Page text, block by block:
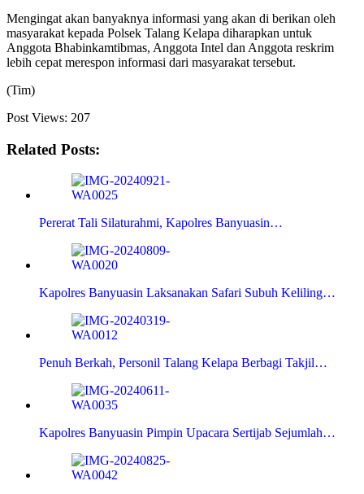
Mengingat akan banyaknya informasi yang akan di berikan oleh
masyarakat kepada Polsek Talang Kelapa diharapkan untuk
Anggota Bhabinkamtibmas, Anggota Intel dan Anggota reskrim
lebih cepat merespon informasi dari masyarakat tersebut.
(Tim)
Post Views: 207
Related Posts:
Pererat Tali Silaturahmi, Kapolres Banyuasin…
Kapolres Banyuasin Laksanakan Safari Subuh Keliling…
Penuh Berkah, Personil Talang Kelapa Berbagi Takjil…
Kapolres Banyuasin Pimpin Upacara Sertijab Sejumlah…